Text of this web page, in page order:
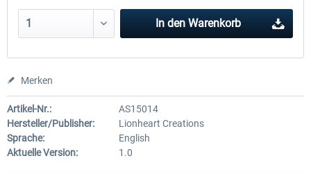
In den Warenkorb
Merken
Artikel-Nr.:
AS15014
Hersteller/Publisher:
Lionheart Creations
Sprache:
English
Aktuelle Version:
1.0